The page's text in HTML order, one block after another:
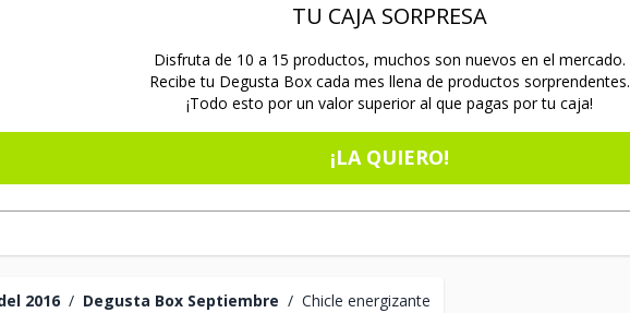
2016 / Degusta Box Septiembre / Chicle energizante
TU CAJA SORPRESA
Disfruta de 10 a 15 productos, muchos son nuevos en el mercado.
Recibe tu Degusta Box cada mes llena de productos sorprendentes.
¡Todo esto por un valor superior al que pagas por tu caja!
¡LA QUIERO!